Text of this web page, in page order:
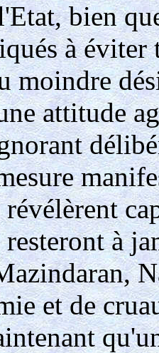
bien
à
moindre
attitude
révélèrent
à
et de